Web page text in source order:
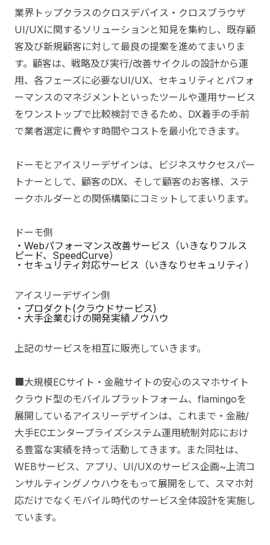
業界トップクラスのクロスデバイス・クロスブラウザ
UI/UXに関するソリューションと知見を集約し、既存顧
客及び新規顧客に対して最良の提案を進めてまいりま
す。顧客は、戦略及び実行/改善サイクルの設計から運
用、各フェーズに必要なUI/UX、セキュリティとパフォ
ーマンスのマネジメントといったツールや運用サービス
をワンストップで比較検討できるため、DX着手の手前
で業者選定に費やす時間やコストを最小化できます。
ドーモとアイスリーデザインは、ビジネスサクセスパー
トナーとして、顧客のDX、そして顧客のお客様、ステ
ークホルダーとの関係構築にコミットしてまいります。
ドーモ側
・Webパフォーマンス改善サービス（いきなりフルス
ピード、SpeedCurve）
・セキュリティ対応サービス（いきなりセキュリティ）
アイスリーデザイン側
・プロダクト(クラウドサービス)
・大手企業むけの開発実績ノウハウ
上記のサービスを相互に販売していきます。
■大規模ECサイト・金融サイトの安心のスマホサイト
クラウド型のモバイルプラットフォーム、flamingoを
展開しているアイスリーデザインは、これまで・金融/
大手ECエンタープライズシステム運用統制対応におけ
る豊富な実績を持って活動してきます。また同社は、
WEBサービス、アプリ、UI/UXのサービス企画~上流コ
ンサルティングノウハウをもって展開をして、スマホ対
応だけでなくモバイル時代のサービス全体設計を実施し
ています。